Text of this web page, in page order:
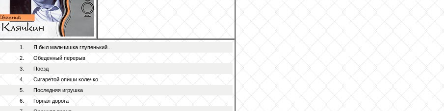
1.
Я был мальчишка глупенький...
2.
Обеденный перерыв
3.
Поезд
4.
Сигаретой опиши колечко...
5.
Последняя игрушка
6.
Горная дорога